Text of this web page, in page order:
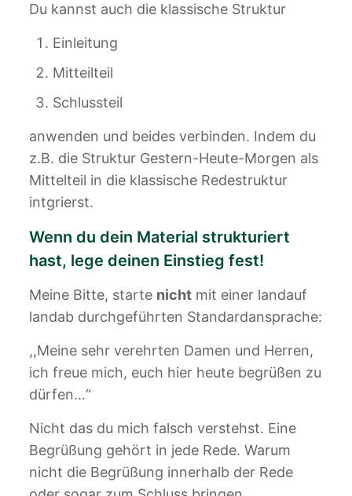
Du kannst auch die klassische Struktur
Einleitung
Mitteilteil
Schlussteil
anwenden und beides verbinden. Indem du
z.B. die Struktur Gestern-Heute-Morgen als
Mittelteil in die klassische Redestruktur
intgrierst.
Wenn du dein Material strukturiert
hast, lege deinen Einstieg fest!
Meine Bitte, starte nichtmit einer landauf
landab durchgeführten Standardansprache:
,,Meine sehr verehrten Damen und Herren,
ich freue mich, euch hier heute begrüßen zu
dürfen…“
Nicht das du mich falsch verstehst. Eine
Begrüßung gehört in jede Rede. Warum
nicht die Begrüßung innerhalb der Rede